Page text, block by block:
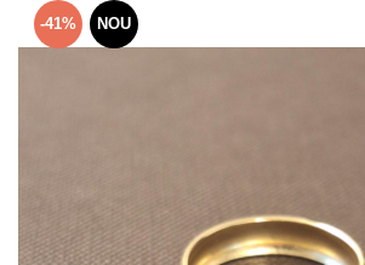
Bijuterii pentru barbati
Bijuterii din argint placate cu aur
24K
-41% NOU